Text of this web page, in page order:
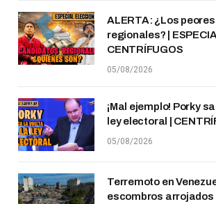
ALERTA: ¿Los
regionales? |
CENTRÍFUGOS
05/08/2026
¡Mal ejemplo! Porky
ley electoral |
05/08/2026
Terremoto en
escombros arrojados